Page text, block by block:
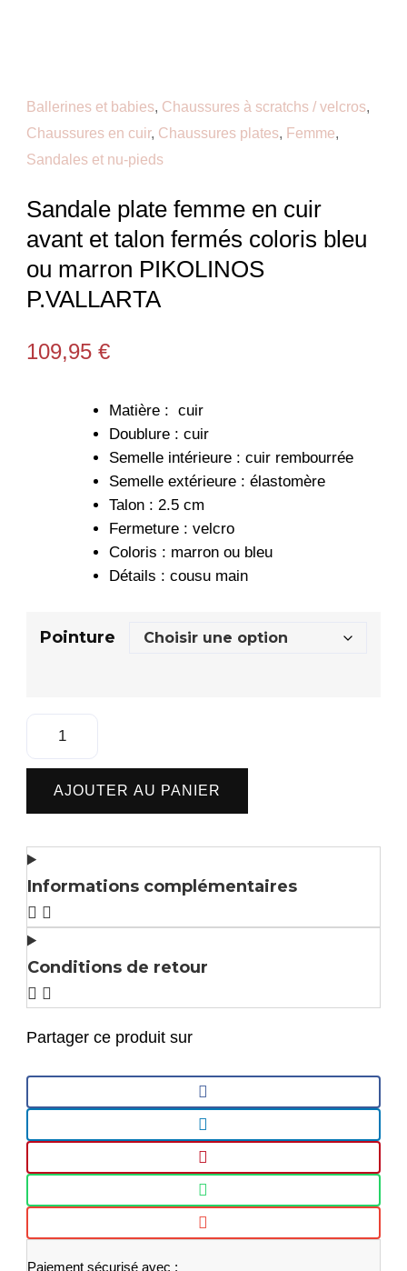
Ballerines et babies, Chaussures à scratchs / velcros,
Chaussures en cuir, Chaussures plates, Femme,
Sandales et nu-pieds
Sandale plate femme en cuir
avant et talon fermés coloris bleu
ou marron PIKOLINOS
P.VALLARTA
109,95 €
Matière : cuir
Doublure : cuir
Semelle intérieure : cuir rembourrée
Semelle extérieure : élastomère
Talon : 2.5 cm
Fermeture : velcro
Coloris : marron ou bleu
Détails : cousu main
Pointure
quantité
de
en
cuir
avant
et
talon
fermés
coloris
bleu
P.VALLARTA
AJOUTER AU PANIER
Informations complémentaires
Conditions de retour
Partager ce produit sur
Paiement sécurisé avec :